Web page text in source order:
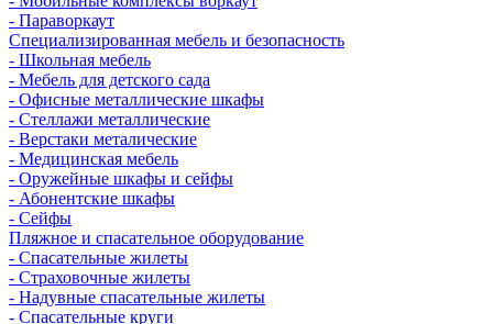
- Параворкаут
Cпециализированная мебель и безопасность
- Школьная мебель
- Мебель для детского сада
- Офисные металлические шкафы
- Стеллажи металлические
- Верстаки металические
- Медицинская мебель
- Оружейные шкафы и сейфы
- Абонентские шкафы
- Сейфы
Пляжное и спасательное оборудование
- Спасательные жилеты
- Страховочные жилеты
- Надувные спасательные жилеты
- Спасательные круги